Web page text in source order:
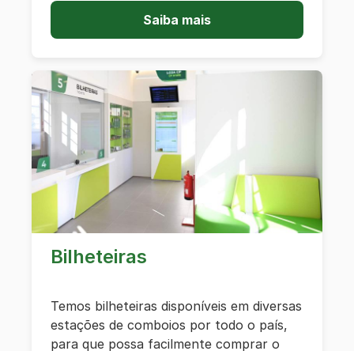
Saiba mais
Bilheteiras
Temos bilheteiras disponíveis em diversas
estações de comboios por todo o país,
para que possa facilmente comprar o